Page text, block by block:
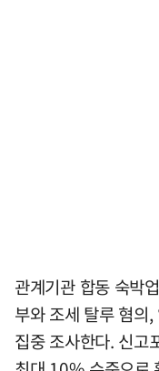
관계기관 합동 숙박
부와 조세 탈루 혐의
집중 조사한다. 신고